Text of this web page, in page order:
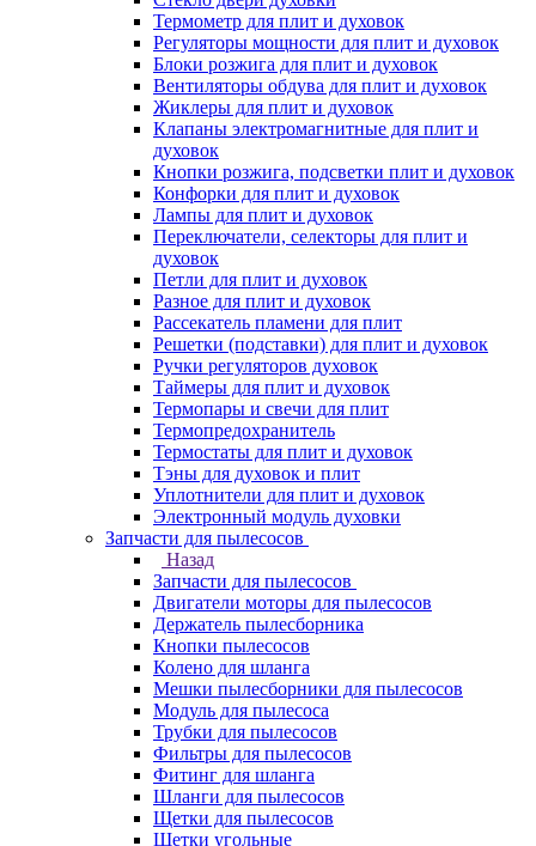
Термометр для плит и духовок
Регуляторы мощности для плит и духовок
Блоки розжига для плит и духовок
Вентиляторы обдува для плит и духовок
Жиклеры для плит и духовок
Клапаны электромагнитные для плит и
духовок
Кнопки розжига, подсветки плит и духовок
Конфорки для плит и духовок
Лампы для плит и духовок
Переключатели, селекторы для плит и
духовок
Петли для плит и духовок
Разное для плит и духовок
Рассекатель пламени для плит
Решетки (подставки) для плит и духовок
Ручки регуляторов духовок
Таймеры для плит и духовок
Термопары и свечи для плит
Термопредохранитель
Термостаты для плит и духовок
Тэны для духовок и плит
Уплотнители для плит и духовок
Электронный модуль духовки
Запчасти для пылесосов
Назад
Запчасти для пылесосов
Двигатели моторы для пылесосов
Держатель пылесборника
Кнопки пылесосов
Колено для шланга
Мешки пылесборники для пылесосов
Модуль для пылесоса
Трубки для пылесосов
Фильтры для пылесосов
Фитинг для шланга
Шланги для пылесосов
Щетки для пылесосов
Щетки угольные